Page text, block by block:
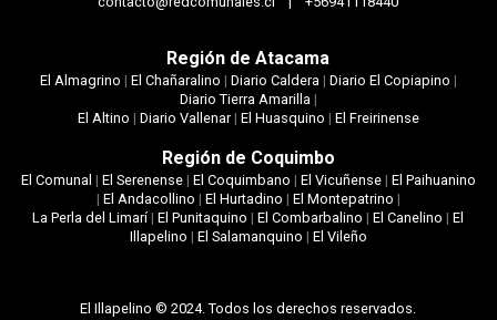
Región de Atacama
El Almagrino | El Chañaralino | Diario Caldera| Diario El Copiapino |
Diario Tierra Amarilla|
El Altino | Diario Vallenar| El Huasquino | El Freirinense
Región de Coquimbo
El Comunal | El Serenense| El Coquimbano | El Vicuñense| El Paihuanino
| El Andacollino | El Hurtadino | El Montepatrino |
La Perla del Limarí|El Punitaquino |El Combarbalino |El Canelino |El
Illapelino | El Salamanquino | El Vileño
El Illapelino © 2024. Todos los derechos reservados.